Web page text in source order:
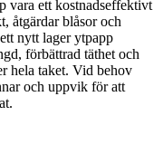
vara ett kostnadseffektivt
åtgärdar blåsor och
nytt lager ytpapp
förbättrad täthet och
hela taket. Vid behov
och uppvik för att